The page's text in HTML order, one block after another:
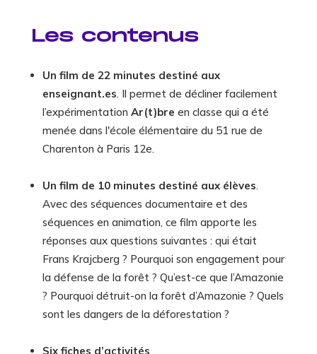
Les contenus
Un film de 22 minutes destiné aux
enseignant.es. Il permet de décliner facilement
l’expérimentation Ar(t)bre en classe qui a été
menée dans l'école élémentaire du 51 rue de
Charenton à Paris 12e.
Un film de 10 minutes destiné aux élèves.
Avec des séquences documentaire et des
séquences en animation, ce film apporte les
réponses aux questions suivantes : qui était
Frans Krajcberg ? Pourquoi son engagement pour
la défense de la forêt ? Qu’est-ce que l’Amazonie
? Pourquoi détruit-on la forêt d’Amazonie ? Quels
sont les dangers de la déforestation ?
Six fiches d’activités